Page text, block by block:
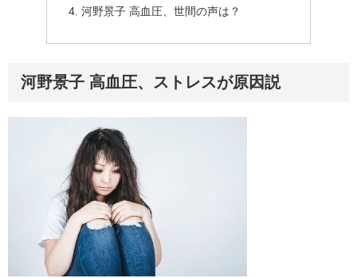
河野景子 高血圧、世間の声は？
河野景子 高血圧、ストレスが原因説